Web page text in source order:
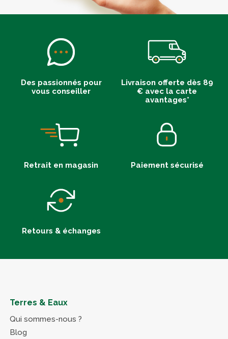
Des passionnés pour
vous conseiller
Livraison offerte dès 89
€ avec la carte
avantages*
Retrait en magasin Paiement sécurisé
Retours & échanges
Terres & Eaux
Qui sommes-nous ?
Blog